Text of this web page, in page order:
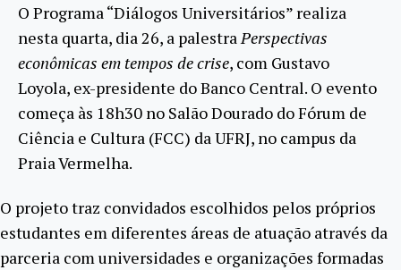
O Programa “Diálogos Universitários” realiza
nesta quarta, dia 26, a palestraPerspectivas
econômicas em tempos de crise, com Gustavo
Loyola, ex-presidente do Banco Central. O evento
começa às 18h30 no Salão Dourado do Fórum de
Ciência e Cultura (FCC) da UFRJ, no campus da
Praia Vermelha.
O projeto traz convidados escolhidos pelos próprios
estudantes em diferentes áreas de atuação através da
parceria com universidades e organizações formadas